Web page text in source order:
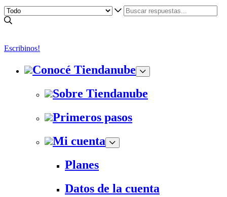
Escribinos!
Conocé Tiendanube
Sobre Tiendanube
Primeros pasos
Mi cuenta
Planes
Datos de la cuenta